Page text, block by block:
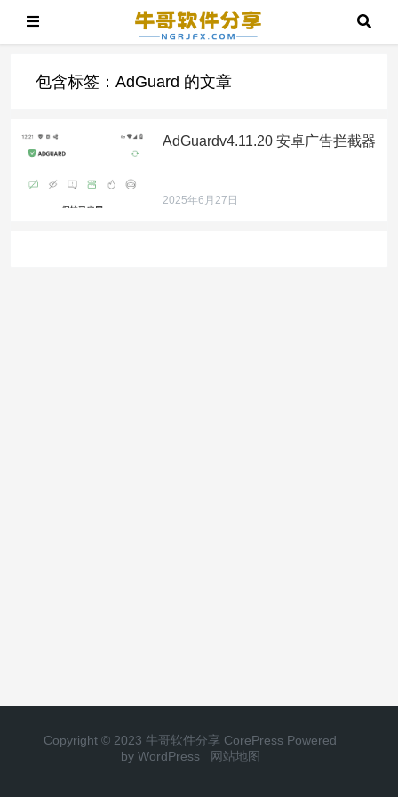
包含标签：AdGuard 的文章
AdGuardv4.11.20 安卓广告拦截器
2025年6月27日
Copyright © 2023 牛哥软件分享 CorePress Powered
by WordPress
网站地图